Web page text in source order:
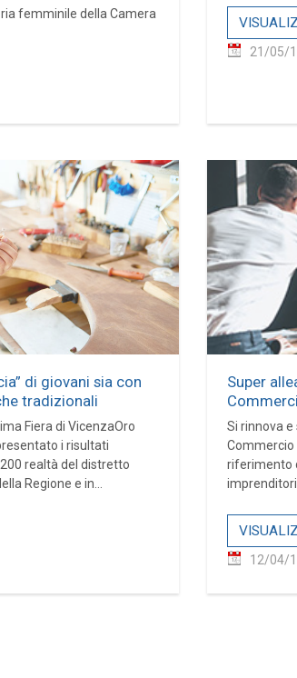
femminile della Camera
21/05/
di giovani sia con
tradizionali
Fiera di VicenzaOro
i risultati
realtà del distretto
Regione e in...
Super
Si rinnova e
Commercio
riferimento
12/04/